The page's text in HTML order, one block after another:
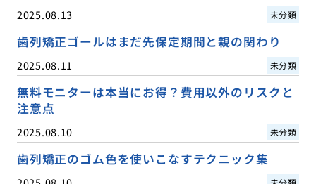
2025.08.13 未分類
歯列矯正ゴールはまだ先保定期間と親の関わり
2025.08.11 未分類
無料モニターは本当にお得？費用以外のリスクと
注意点
2025.08.10 未分類
歯列矯正のゴム色を使いこなすテクニック集